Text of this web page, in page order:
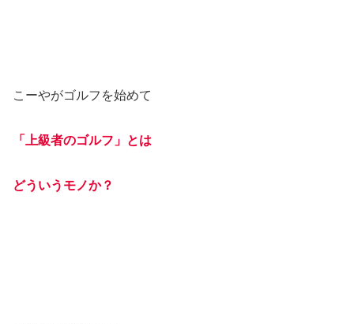
こーやがゴルフを始めて
「上級者のゴルフ」とは
どういうモノか？